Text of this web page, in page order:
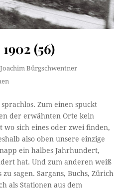
(56)
Joachim Bürgschwentner
Zum einen spuckt
der erwähnten Orte kein
wo sich eines oder zwei finden,
also oben unsere einzige
ein halbes Jahrhundert,
hat. Und zum anderen weiß
sagen. Sargans, Buchs, Zürich
als Stationen aus dem